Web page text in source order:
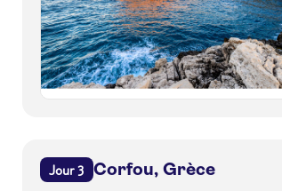
Jour 3 Corfou, Grèce